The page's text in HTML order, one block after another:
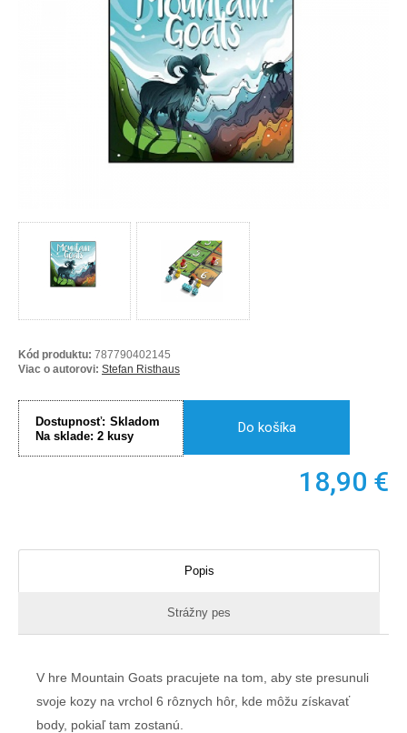
Kód produktu: 787790402145
Viac o autorovi: Stefan Risthaus
Dostupnosť: Skladom
Na sklade: 2 kusy
Do košíka
18,90 €
Popis
Strážny pes
V hre Mountain Goats pracujete na tom, aby ste presunuli
svoje kozy na vrchol 6 rôznych hôr, kde môžu získavať
body, pokiaľ tam zostanú.